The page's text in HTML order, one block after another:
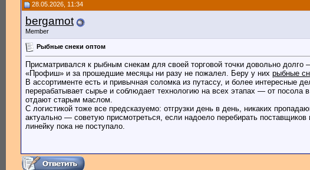
28.05.2026, 11:34
bergamot
Member
Рыбные снеки оптом
Присматривался к рыбным снекам для своей торговой точки довольно долго
«Профиш» и за прошедшие месяцы ни разу не пожалел. Беру у них рыбные
В ассортименте есть и привычная соломка из путассу, и более интересные
перерабатывает сырье и соблюдает технологию на всех этапах — от посола
отдают старым маслом.
С логистикой тоже все предсказуемо: отгрузки день в день, никаких
актуально — советую присмотреться, если надоело перебирать
линейку пока не поступало.